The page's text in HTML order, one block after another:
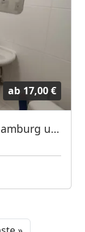
ab 17,00 €
ALGE Company Unterkünfte in Hamburg und Umgebung